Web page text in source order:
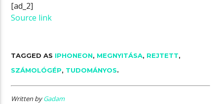
[ad_2]
Source link
TAGGED AS IPHONEON, MEGNYITÁSA, REJTETT,
SZÁMOLÓGÉP, TUDOMÁNYOS.
Written byGadam